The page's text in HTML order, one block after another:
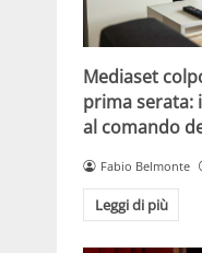
Mediaset
prima serata:
al comando
Fabio Belmonte
Leggi di più